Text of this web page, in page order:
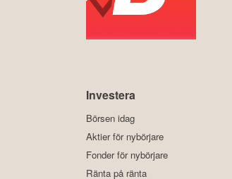
Investera
Börsen idag
Aktier för nybörjare
Fonder för nybörjare
Ränta på ränta